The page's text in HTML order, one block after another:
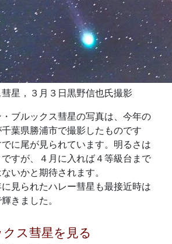
星，３月３日黒野信也氏撮影
ブルックス彗星の写真は、今年の
葉県勝浦市で撮影したものです
に尾が見られています。明るさは
すが、４月に入れば４等級台まで
いかと期待されます。
見られたハレー彗星も最接近時は
きました。
ス彗星を見る